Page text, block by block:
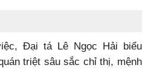
Đại tá Lê Ngọc Hải biểu
triệt sâu sắc chỉ thị, mệnh